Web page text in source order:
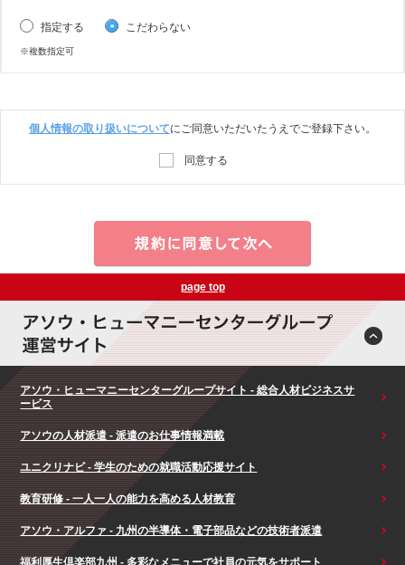
指定する こだわらない
※複数指定可
個人情報の取り扱いについてにご同意いただいたうえでご登録下さい。
同意する
page top
アソウ・ヒューマニーセンターグループサイト - 総合人材ビジネスサ
ービス
アソウの人材派遣 - 派遣のお仕事情報満載
ユニクリナビ - 学生のための就職活動応援サイト
教育研修 - 一人一人の能力を高める人材教育
アソウ・アルファ - 九州の半導体・電子部品などの技術者派遣
福利厚生倶楽部九州 - 多彩なメニューで社員の元気をサポート